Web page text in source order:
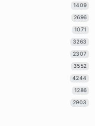
1409
2696
1071
3263
2307
3552
4244
1286
2903